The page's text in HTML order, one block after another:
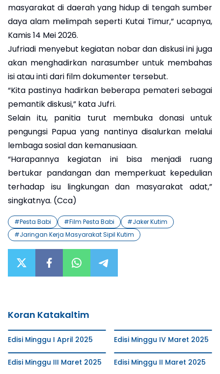
masyarakat di daerah yang hidup di tengah sumber
daya alam melimpah seperti Kutai Timur,” ucapnya,
Kamis 14 Mei 2026.
Jufriadi menyebut kegiatan nobar dan diskusi ini juga
akan menghadirkan narasumber untuk membahas
isi atau inti dari film dokumenter tersebut.
“Kita pastinya hadirkan beberapa pemateri sebagai
pemantik diskusi,” kata Jufri.
Selain itu, panitia turut membuka donasi untuk
pengungsi Papua yang nantinya disalurkan melalui
lembaga sosial dan kemanusiaan.
“Harapannya kegiatan ini bisa menjadi ruang
bertukar pandangan dan memperkuat kepedulian
terhadap isu lingkungan dan masyarakat adat,”
singkatnya. (Cca)
#Pesta Babi #Film Pesta Babi #Jaker Kutim
#Jaringan Kerja Masyarakat Sipil Kutim
Koran Katakaltim
Edisi Minggu I April 2025 Edisi Minggu IV Maret 2025
Edisi Minggu III Maret 2025 Edisi Minggu II Maret 2025